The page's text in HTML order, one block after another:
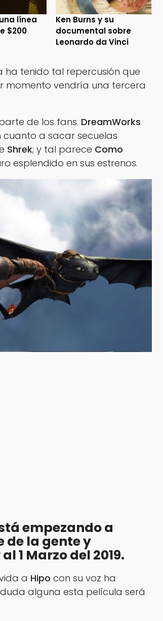
línea
$200
Ken Burns y su
documental sobre
Leonardo da Vinci
ha tenido tal repercusión que
momento vendría una tercera
de los fans. DreamWorks
a sacar secuelas
Shrek; y tal parece Como
esplendido en sus estrenos.
empezando a
de la gente y
1 Marzo del 2019.
a Hipo con su voz ha
alguna esta película será